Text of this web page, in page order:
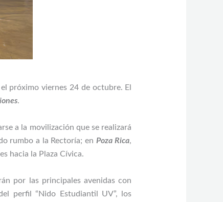
próximo viernes 24 de octubre. El
.
a la movilización que se realizará
rumbo a la Rectoría; en Poza Rica,
hacia la Plaza Cívica.
por las principales avenidas con
perfil “Nido Estudiantil UV”, los